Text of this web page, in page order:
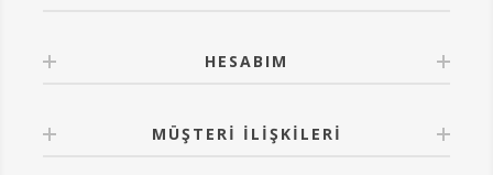
HESABIM
MÜŞTERI İLIŞKILERI